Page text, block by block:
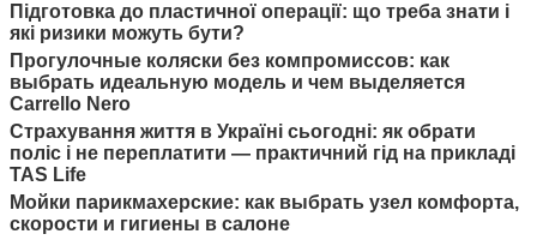
Підготовка до пластичної операції: що треба знати і
які ризики можуть бути?
Прогулочные коляски без компромиссов: как
выбрать идеальную модель и чем выделяется
Carrello Nero
Страхування життя в Україні сьогодні: як обрати
поліс і не переплатити — практичний гід на прикладі
TAS Life
Мойки парикмахерские: как выбрать узел комфорта,
скорости и гигиены в салоне